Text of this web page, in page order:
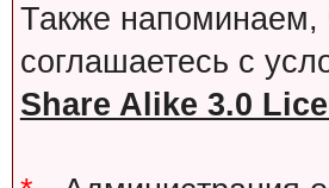
Также напоминаем,
соглашаетесь с
Share Alike 3.0